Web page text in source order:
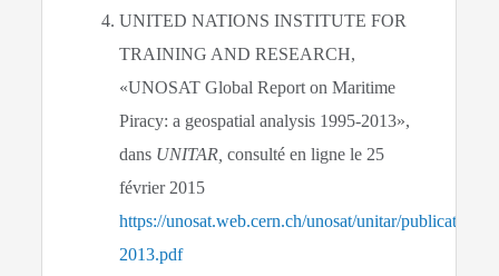
UNITED NATIONS INSTITUTE FOR
TRAINING AND RESEARCH,
«UNOSAT Global Report on Maritime
Piracy: a geospatial analysis 1995-2013»,
dans UNITAR,consulté en ligne le 25
février 2015
https://unosat.web.cern.ch/unosat/unitar/
2013.pdf